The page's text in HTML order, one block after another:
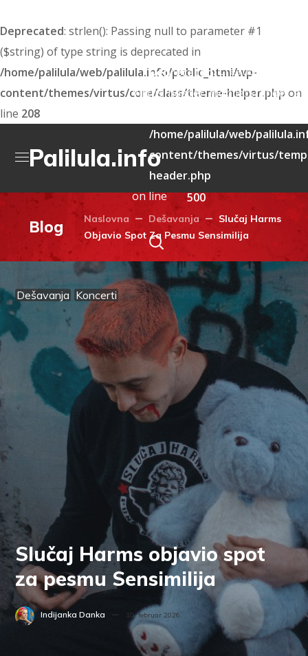
Deprecated: strlen(): Passing null to parameter #1
($string) of type string is deprecated in
/home/palilula/web/palilula.info/public_html/wp-
content/themes/virtus/core/class/theme-helper.php on
line 208
Palilula.info
Deprecated: Creation of
/home/palilula/web/
content/themes/virtus/
header.php
on line
500
Blog Naslovna Dešavanja
Slučaj Harms
Objavio Spot Za Pesmu Sensimilija
Dešavanja Koncerti
Slučaj Harms objavio spot
za pesmu Sensimilija
Indijanka Danka 10. februar 2026.